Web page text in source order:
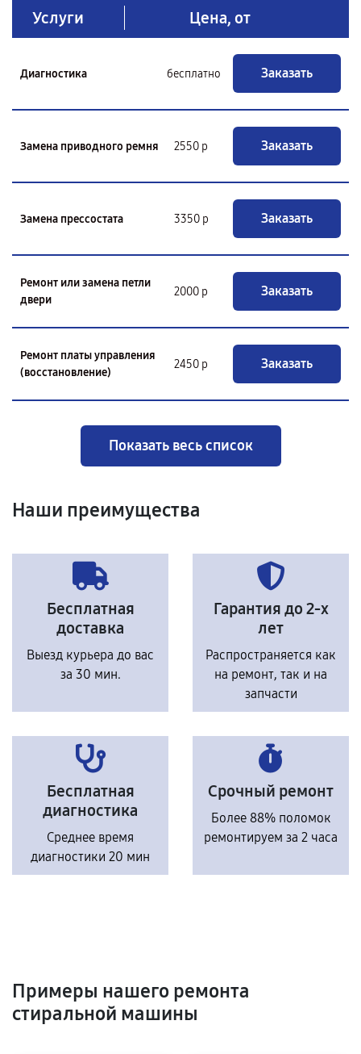
Услуги Цена, от
Диагностика бесплатно Заказать
Замена приводного ремня 2550 р Заказать
Замена прессостата 3350 р Заказать
Ремонт или замена петли
двери
2000 р Заказать
Ремонт платы управления
(восстановление)
2450 р Заказать
Показать весь список
Наши преимущества
Бесплатная
доставка
Выезд курьера до вас
за 30 мин.
Гарантия до 2-х
лет
Распространяется как
на ремонт, так и на
запчасти
Бесплатная
диагностика
Среднее время
диагностики 20 мин
Срочный ремонт
Более 88% поломок
ремонтируем за 2 часа
Примеры нашего ремонта
стиральной машины